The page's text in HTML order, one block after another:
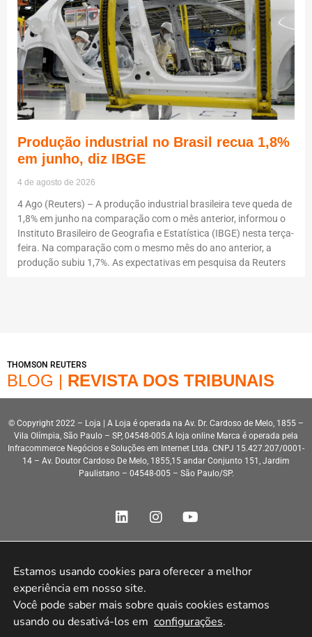
Produção industrial no Brasil recua 1,8%
em junho, diz IBGE
4 de agosto de 2026
4 Ago (Reuters) – A produção industrial brasileira teve queda de
1,8% em junho na comparação com o mês anterior, informou o
Instituto Brasileiro de Geografia e Estatística (IBGE) nesta terça-
feira. Na comparação com o mesmo mês do ano anterior, a
produção subiu 1,7%. As expectativas em pesquisa da Reuters
THOMSON REUTERS
BLOG | REVISTA DOS TRIBUNAIS
© Copyright 2022 – Loja | A Loja é operada na Av. Dr. Cardoso de Melo, 1855 –
Vila Olímpia, São Paulo – SP, 04548-005.A loja online Marca é operada pela
Infracommerce Negócios e Soluções em Internet Ltda. CNPJ 15.427.207/0001-
14 – Av. Doutor Cardoso De Melo, 1855,15 andar Conjunto 151, Jardim
Paulistano – 04548-005 – São Paulo/SP.
Estamos usando cookies para oferecer a melhor
experiência em nosso site.
Você pode saber mais sobre quais cookies estamos
usando ou desativá-los em configurações.